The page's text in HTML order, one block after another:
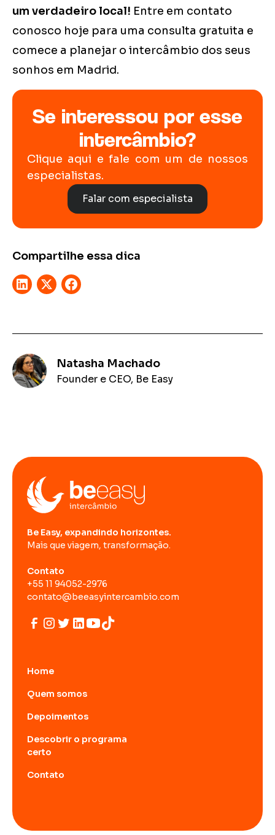
um verdadeiro local! Entre em contato
conosco hoje para uma consulta gratuita e
comece a planejar o intercâmbio dos seus
sonhos em Madrid.
Se interessou por esse
intercâmbio?
Clique aqui e fale com um de nossos
especialistas.
Falar com especialista
Compartilhe essa dica
Natasha Machado
Founder e CEO, Be Easy
Be Easy, expandindo horizontes.
Mais que viagem, transformação.
Contato
+55 11 94052-2976
contato@beeasyintercambio.com
Home
Quem somos
Depoimentos
Descobrir o programa
certo
Contato